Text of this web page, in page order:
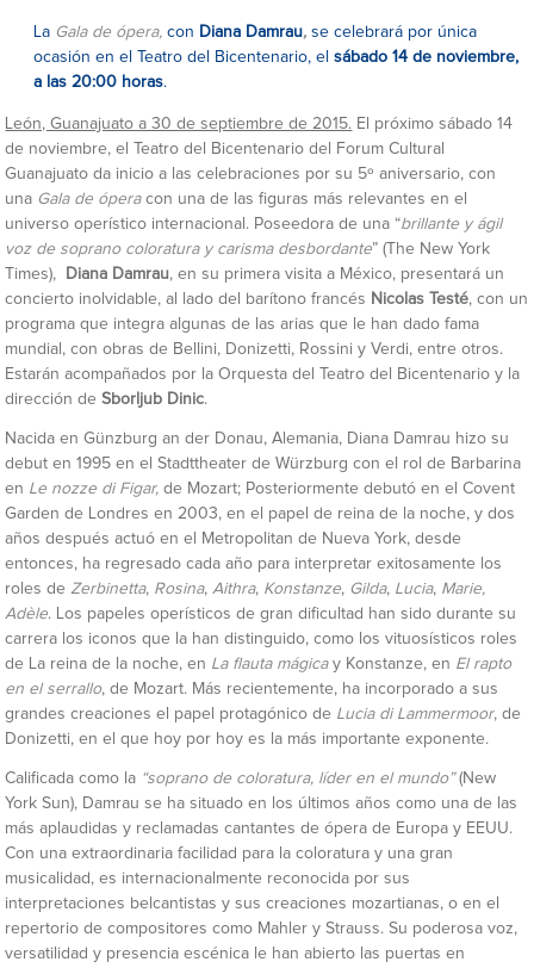
La Gala de ópera,con Diana Damrau, se celebrará por única
ocasión en el Teatro del Bicentenario, elsábado 14 de noviembre,
a las 20:00 horas.
León, Guanajuato a 30 de septiembre de 2015. El próximo sábado 14
de noviembre, el Teatro del Bicentenario del Forum Cultural
Guanajuato da inicio a las celebraciones por su 5º aniversario, con
una Gala de óperacon una de las figuras más relevantes en el
universo operístico internacional. Poseedora de una “brillante y ágil
voz de soprano coloratura y carisma desbordante” (The New York
Times),
Diana Damrau, en su primera visita a México, presentará un
concierto inolvidable, al lado del barítono francés Nicolas Testé, con un
programa que integra algunas de las arias que le han dado fama
mundial, con obras de Bellini, Donizetti, Rossini y Verdi, entre otros.
Estarán acompañados por la Orquesta del Teatro del Bicentenario y la
dirección deSborljub Dinic.
Nacida en Günzburg an der Donau, Alemania, Diana Damrau hizo su
debut en 1995 en el Stadttheater de Würzburg con el rol de Barbarina
en Le nozze di Figar, de Mozart; Posteriormente debutó en el Covent
Garden de Londres en 2003, en el papel de reina de la noche, y dos
años después actuó en el Metropolitan de Nueva York, desde
entonces, ha regresado cada año para interpretar exitosamente los
roles deZerbinetta, Rosina,Aithra, Konstanze, Gilda, Lucia, Marie,
Adèle. Los papeles operísticos de gran dificultad han sido durante su
carrera los iconos que la han distinguido, como los vituosísticos roles
de La reina de la noche, en La flauta mágicay Konstanze, en El rapto
en el serrallo, de Mozart. Más recientemente, ha incorporado a sus
grandes creaciones el papel protagónico de Lucia di Lammermoor, de
Donizetti, en el que hoy por hoy es la más importante exponente.
Calificada como la “soprano de coloratura, líder en el mundo”(New
York Sun), Damrau se ha situado en los últimos años como una de las
más aplaudidas y reclamadas cantantes de ópera de Europa y EEUU.
Con una extraordinaria facilidad para la coloratura y una gran
musicalidad, es internacionalmente reconocida por sus
interpretaciones belcantistas y sus creaciones mozartianas, o en el
repertorio de compositores como Mahler y Strauss. Su poderosa voz,
versatilidad y presencia escénica le han abierto las puertas en